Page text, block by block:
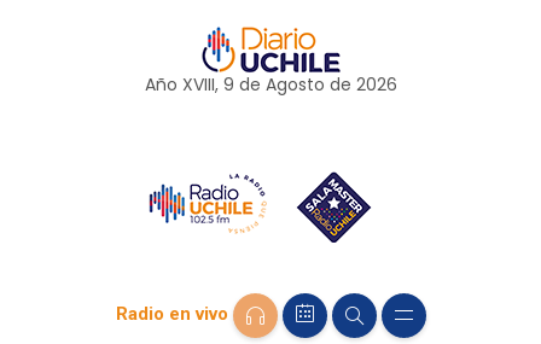
Año XVIII, 9 de Agosto de 2026
Radio en vivo